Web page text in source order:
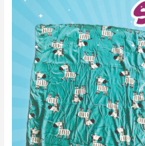
TURQUOISE